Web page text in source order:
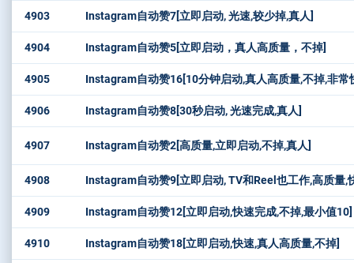
4903 Instagram自动赞7[立即启动, 光速,较少掉,真人]
4904 Instagram自动赞5[立即启动，真人高质量，不掉]
4905 Instagram自动赞16[10分钟启动,真人高质量,不掉,非常
4906 Instagram自动赞8[30秒启动, 光速完成,真人]
4907 Instagram自动赞2[高质量,立即启动,不掉,真人]
4908 Instagram自动赞9[立即启动, TV和Reel也工作,高质量,
4909 Instagram自动赞12[立即启动,快速完成,不掉,最小值10]
4910 Instagram自动赞18[立即启动,快速,真人高质量,不掉]